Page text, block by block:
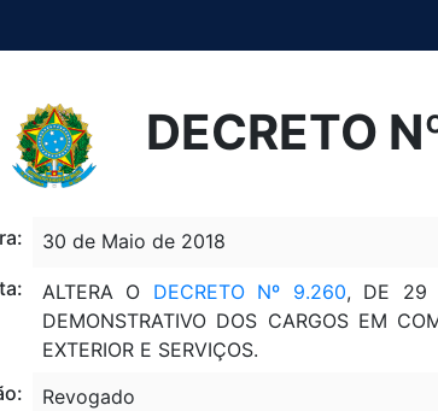
DECRETO
30 de Maio de 2018
ALTERA O DECRETO Nº 9.260, DE 29
DEMONSTRATIVO DOS CARGOS EM
EXTERIOR E SERVIÇOS.
Revogado